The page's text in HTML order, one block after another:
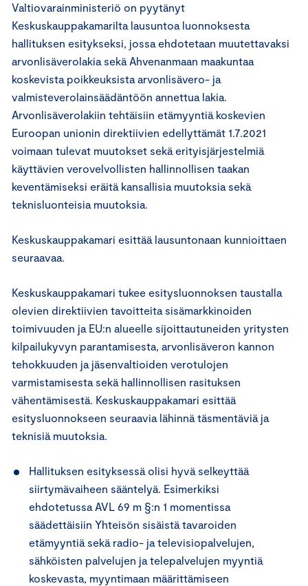
Valtiovarainministeriö on pyytänyt
Keskuskauppakamarilta lausuntoa luonnoksesta
hallituksen esitykseksi, jossa ehdotetaan muutettavaksi
arvonlisäverolakia sekä Ahvenanmaan maakuntaa
koskevista poikkeuksista arvonlisävero- ja
valmisteverolainsäädäntöön annettua lakia.
Arvonlisäverolakiin tehtäisiin etämyyntiä koskevien
Euroopan unionin direktiivien edellyttämät 1.7.2021
voimaan tulevat muutokset sekä erityisjärjestelmiä
käyttävien verovelvollisten hallinnollisen taakan
keventämiseksi eräitä kansallisia muutoksia sekä
teknisluonteisia muutoksia.
Keskuskauppakamari esittää lausuntonaan kunnioittaen
seuraavaa.
Keskuskauppakamari tukee esitysluonnoksen taustalla
olevien direktiivien tavoitteita sisämarkkinoiden
toimivuuden ja EU:n alueelle sijoittautuneiden yritysten
kilpailukyvyn parantamisesta, arvonlisäveron kannon
tehokkuuden ja jäsenvaltioiden verotulojen
varmistamisesta sekä hallinnollisen rasituksen
vähentämisestä. Keskuskauppakamari esittää
esitysluonnokseen seuraavia lähinnä täsmentäviä ja
teknisiä muutoksia.
Hallituksen esityksessä olisi hyvä selkeyttää
siirtymävaiheen sääntelyä. Esimerkiksi
ehdotetussa AVL 69 m §:n 1 momentissa
säädettäisiin Yhteisön sisäistä tavaroiden
etämyyntiä sekä radio- ja televisiopalvelujen,
sähköisten palvelujen ja telepalvelujen myyntiä
koskevasta, myyntimaan määrittämiseen